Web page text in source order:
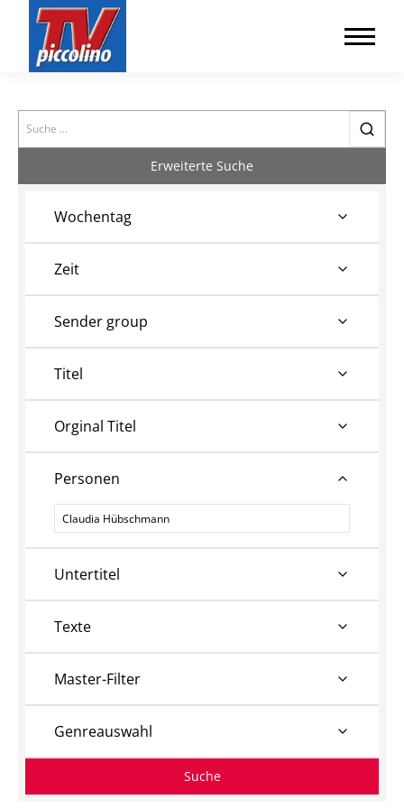
Search
Erweiterte Suche
Wochentag
Zeit
Sender group
Titel
Orginal Titel
Personen
Personen
Untertitel
Texte
Master-Filter
Genreauswahl
Suche